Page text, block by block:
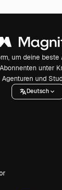
um deine
unter
Agenturen und
Deutsch